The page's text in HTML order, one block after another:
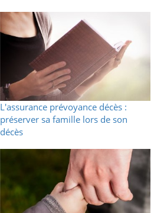
L'assurance prévoyance décès :
préserver sa famille lors de son
décès